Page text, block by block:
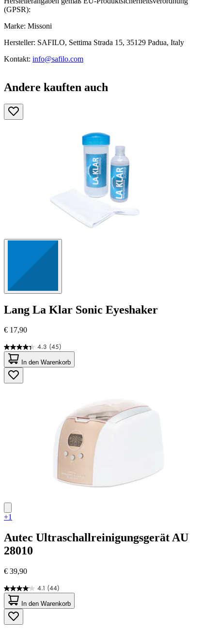
(GPSR):
Marke: Missoni
Hersteller: SAFILO, Settima Strada 15, 35129 Padua, Italy
Kontakt: info@safilo.com
Andere kauften auch
Lang La Klar Sonic Eyeshaker
€ 17,90
4.3 (45)
4.3
von
5
Sternen.
45
In den Warenkorb
+1
Autec Ultraschallreinigungsgerät AU
28010
€ 39,90
4.1 (44)
4.1
von
5
Sternen.
44
In den Warenkorb